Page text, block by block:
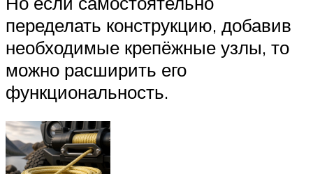
переделать конструкцию, добавив
необходимые крепёжные узлы, то
можно расширить его
функциональность.